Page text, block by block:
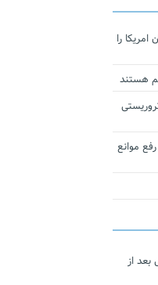
را
هستند
موانع
در آیینه است/ ۱۴ سال بعد از